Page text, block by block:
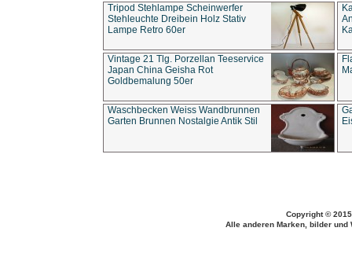
Tripod Stehlampe Scheinwerfer
Stehleuchte Dreibein Holz Stativ
Lampe Retro 60er
Vintage 21 Tlg. Porzellan Teeservice
Japan China Geisha Rot
Goldbemalung 50er
Waschbecken Weiss Wandbrunnen
Garten Brunnen Nostalgie Antik Stil
Copyright ©
Alle anderen Marken, bilder und